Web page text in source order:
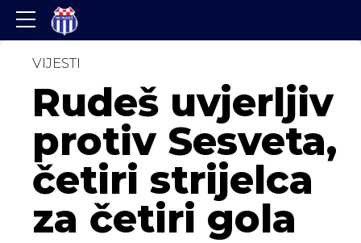
VIJESTI
Rudeš uvjerljiv
protiv Sesveta,
četiri strijelca
za četiri gola